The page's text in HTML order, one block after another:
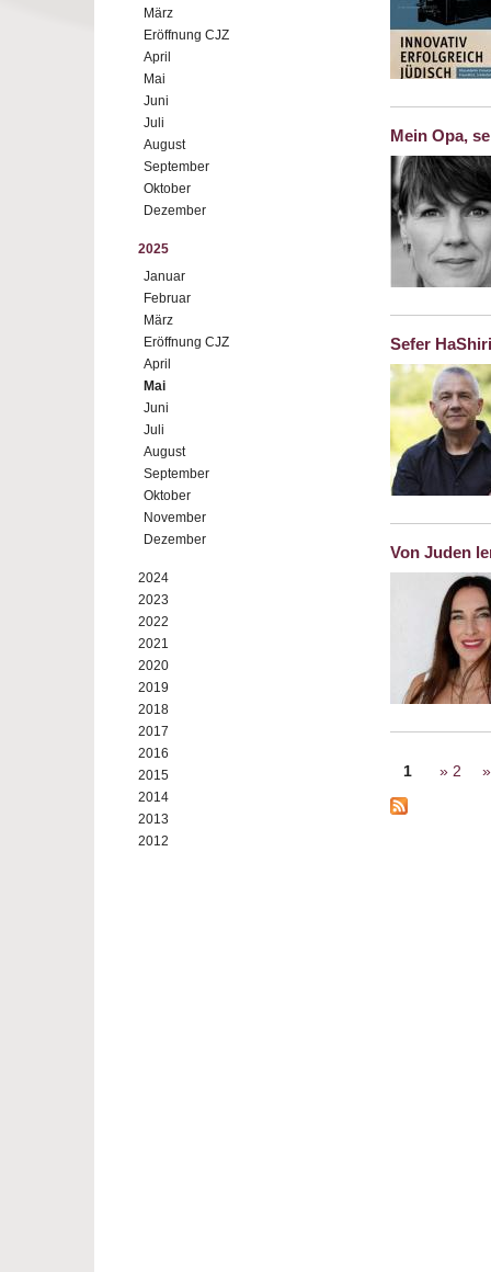
März
Eröffnung CJZ
April
Mai
Juni
Juli
August
September
Oktober
Dezember
2025
Januar
Februar
März
Eröffnung CJZ
April
Mai
Juni
Juli
August
September
Oktober
November
Dezember
2024
2023
2022
2021
2020
2019
2018
2017
2016
2015
2014
2013
2012
Mein Opa,
Sefer
Von Juden
Seiten
1 2